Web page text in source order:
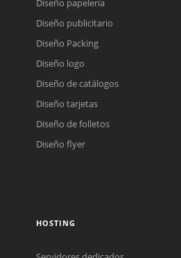
Diseño publicitario
Diseño Packing
Diseño logo
Diseño de catálogos
Diseño tarjetas
Diseño de folletos
Diseño flyer
HOSTING